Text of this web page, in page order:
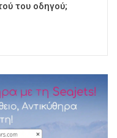
του οδηγού;